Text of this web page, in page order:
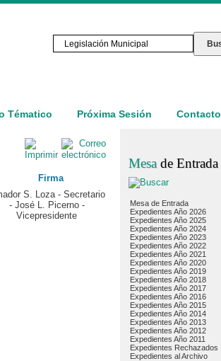
Tématico Próxima Sesión Contacto
Firma
S. Loza - Secretario
- José L. Picerno -
Vicepresidente
Mesa de Entrada
Mesa de Entrada
Expedientes Año 2026
Expedientes Año 2025
Expedientes Año 2024
Expedientes Año 2023
Expedientes Año 2022
Expedientes Año 2021
Expedientes Año 2020
Expedientes Año 2019
Expedientes Año 2018
Expedientes Año 2017
Expedientes Año 2016
Expedientes Año 2015
Expedientes Año 2014
Expedientes Año 2013
Expedientes Año 2012
Expedientes Año 2011
Expedientes Rechazados
Expedientes al Archivo